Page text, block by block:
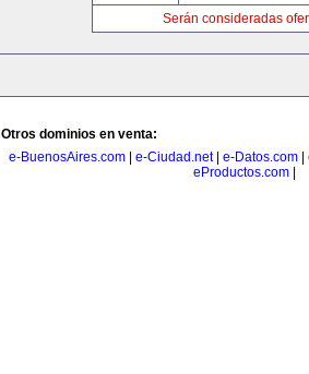
Serán consideradas
Otros dominios en venta:
e-BuenosAires.com| e-Ciudad.net| e-Datos.com|
eProductos.com